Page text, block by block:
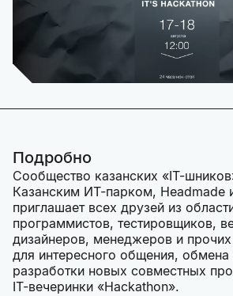
Подробно
Сообщество казанских «IT-
Казанским ИТ-парком, Headmade
приглашает всех друзей из
программистов, тестировщиков,
дизайнеров, менеджеров и
для интересного общения,
разработки новых совместных
IT-вечеринки «Hackathon».